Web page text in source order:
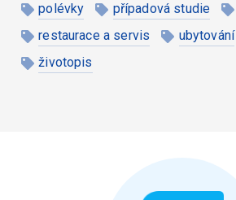
polévky
případová studie
restaurace a servis
ubytování
životopis